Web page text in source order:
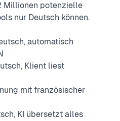
Millionen potenzielle
nur Deutsch können.
automatisch
Klient liest
mit französischer
KI übersetzt alles